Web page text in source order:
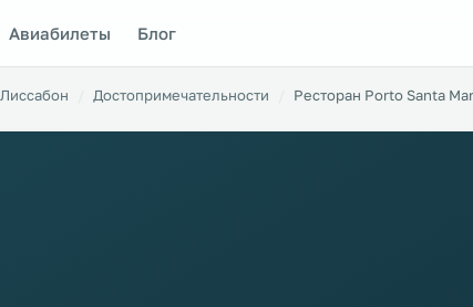
Авиабилеты Блог
Лиссабон Достопримечательности Ресторан Porto Santa